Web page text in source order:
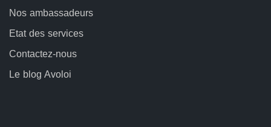
Nos ambassadeurs
Etat des services
Contactez-nous
Le blog Avoloi